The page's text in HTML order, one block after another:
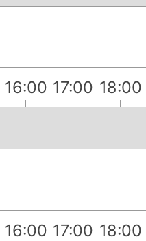
16:00 17:00 18:00
16:00 17:00 18:00